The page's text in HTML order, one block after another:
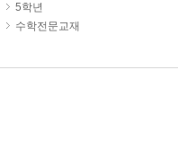
5학년
수학전문교재